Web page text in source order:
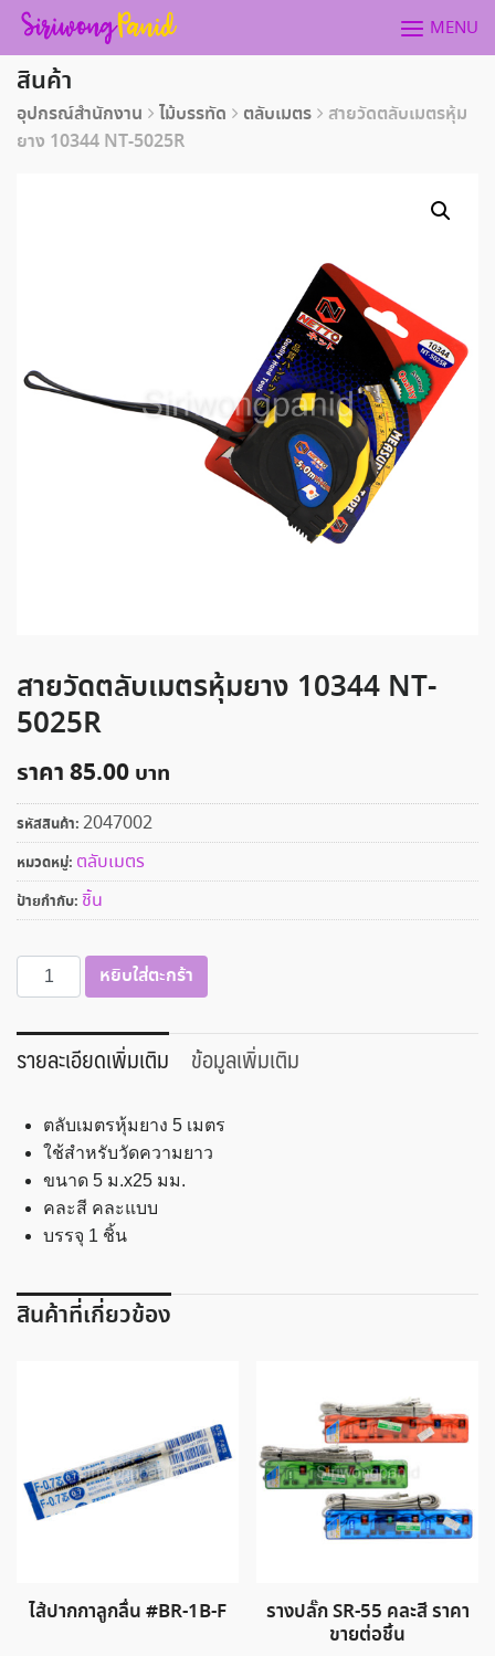
Skip
content
MENU
สินค้า
อุปกรณ์สำนักงาน ไม้บรรทัด ตลับเมตร
สายวัดตลับเมตรหุ้ม
ยาง 10344 NT-5025R
สายวัดตลับเมตรหุ้มยาง 10344 NT-
5025R
ราคา85.00
รหัสสินค้า: 2047002
หมวดหมู่: ตลับเมตร
ป้ายกำกับ: ชิ้น
จำนวน
สาย
ตลับ
เมตร
ยาง
10344
NT-
5025R
ชิ้น
หยิบใส่ตะกร้า
รายละเอียดเพิ่มเติม ข้อมูลเพิ่มเติม
ตลับเมตรหุ้มยาง 5 เมตร
ใช้สำหรับวัดความยาว
ขนาด 5 ม.x25 มม.
คละสี คละแบบ
บรรจุ 1 ชิ้น
สินค้าที่เกี่ยวข้อง
ไส้ปากกาลูกลื่น #BR-1B-F
รางปลั๊ก SR-55 คละสี ราคา
ขายต่อชิ้น